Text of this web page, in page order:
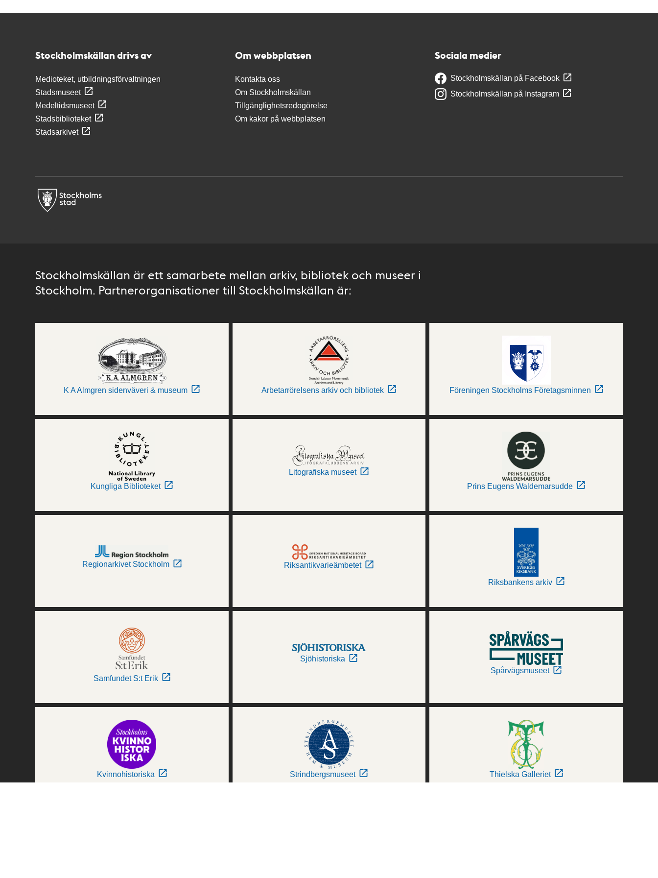
Stockholmskällan drivs av
Medioteket, utbildningsförvaltningen
Stadsmuseet
Medeltidsmuseet
Stadsbiblioteket
Stadsarkivet
Om webbplatsen
Kontakta oss
Om Stockholmskällan
Tillgänglighetsredogörelse
Om kakor på webbplatsen
Sociala medier
Stockholmskällan på Facebook
Stockholmskällan på Instagram
Stockholmskällan är ett samarbete mellan arkiv, bibliotek och museer i
Stockholm. Partnerorganisationer till Stockholmskällan är:
K A Almgren sidenväveri & museum Arbetarrörelsens arkiv och bibliotek Föreningen Stockholms Företagsminnen
Kungliga Biblioteket
Litografiska museet
Prins Eugens Waldemarsudde
Regionarkivet Stockholm Riksantikvarieämbetet
Riksbankens arkiv
Samfundet S:t Erik
Sjöhistoriska
Spårvägsmuseet
Kvinnohistoriska Strindbergsmuseet Thielska Galleriet